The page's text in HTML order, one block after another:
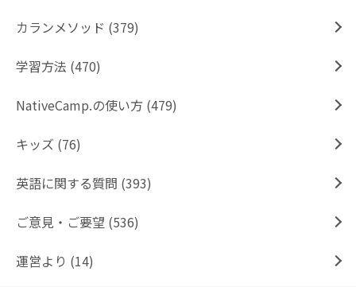
カランメソッド (379)
学習方法 (470)
NativeCamp.の使い方 (479)
キッズ (76)
英語に関する質問 (393)
ご意見・ご要望 (536)
運営より (14)